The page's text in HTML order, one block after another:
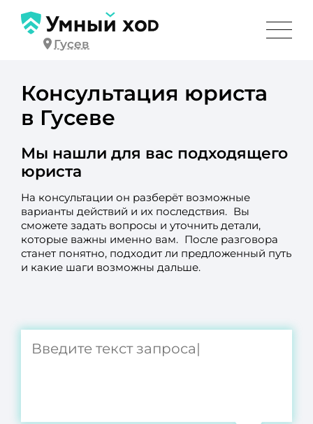
Гусев
Консультация юриста
в Гусеве
Мы нашли для вас подходящего
юриста
На консультации он разберёт возможные
варианты действий и их последствия. Вы
сможете задать вопросы и уточнить детали,
которые важны именно вам. После разговора
станет понятно, подходит ли предложенный путь
и какие шаги возможны дальше.